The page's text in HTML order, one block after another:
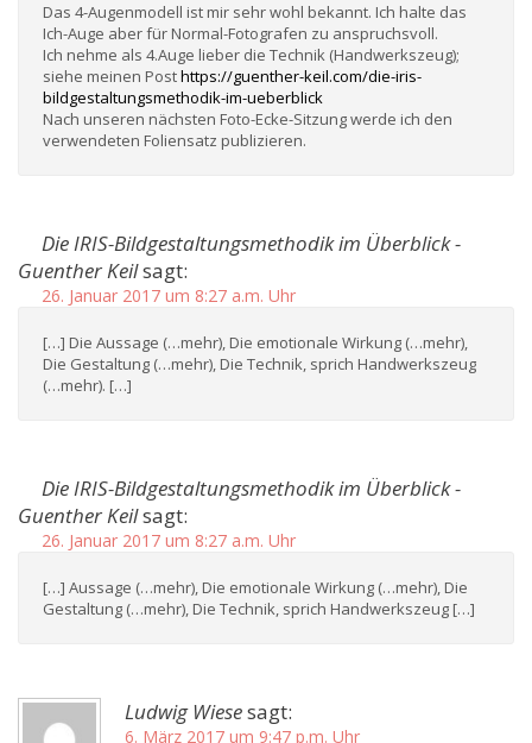
Das 4-Augenmodell ist mir sehr wohl bekannt. Ich halte das
Ich-Auge aber für Normal-Fotografen zu anspruchsvoll.
Ich nehme als 4.Auge lieber die Technik (Handwerkszeug);
siehe meinen Posthttps://guenther-keil.com/die-iris-
bildgestaltungsmethodik-im-ueberblick
Nach unseren nächsten Foto-Ecke-Sitzung werde ich den
verwendeten Foliensatz publizieren.
Die IRIS-Bildgestaltungsmethodik im Überblick -
Guenther Keilsagt:
26. Januar 2017 um 8:27 a.m. Uhr
[…] Die Aussage (…mehr), Die emotionale Wirkung (…mehr),
Die Gestaltung (…mehr), Die Technik, sprich Handwerkszeug
(…mehr). […]
Die IRIS-Bildgestaltungsmethodik im Überblick -
Guenther Keilsagt:
26. Januar 2017 um 8:27 a.m. Uhr
[…] Aussage (…mehr), Die emotionale Wirkung (…mehr), Die
Gestaltung (…mehr), Die Technik, sprich Handwerkszeug […]
Ludwig Wiesesagt:
6. März 2017 um 9:47 p.m. Uhr